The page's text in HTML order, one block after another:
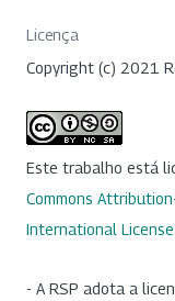
Licença
Copyright (c) 2021
Este trabalho está
Commons
International License
- A RSP adota a